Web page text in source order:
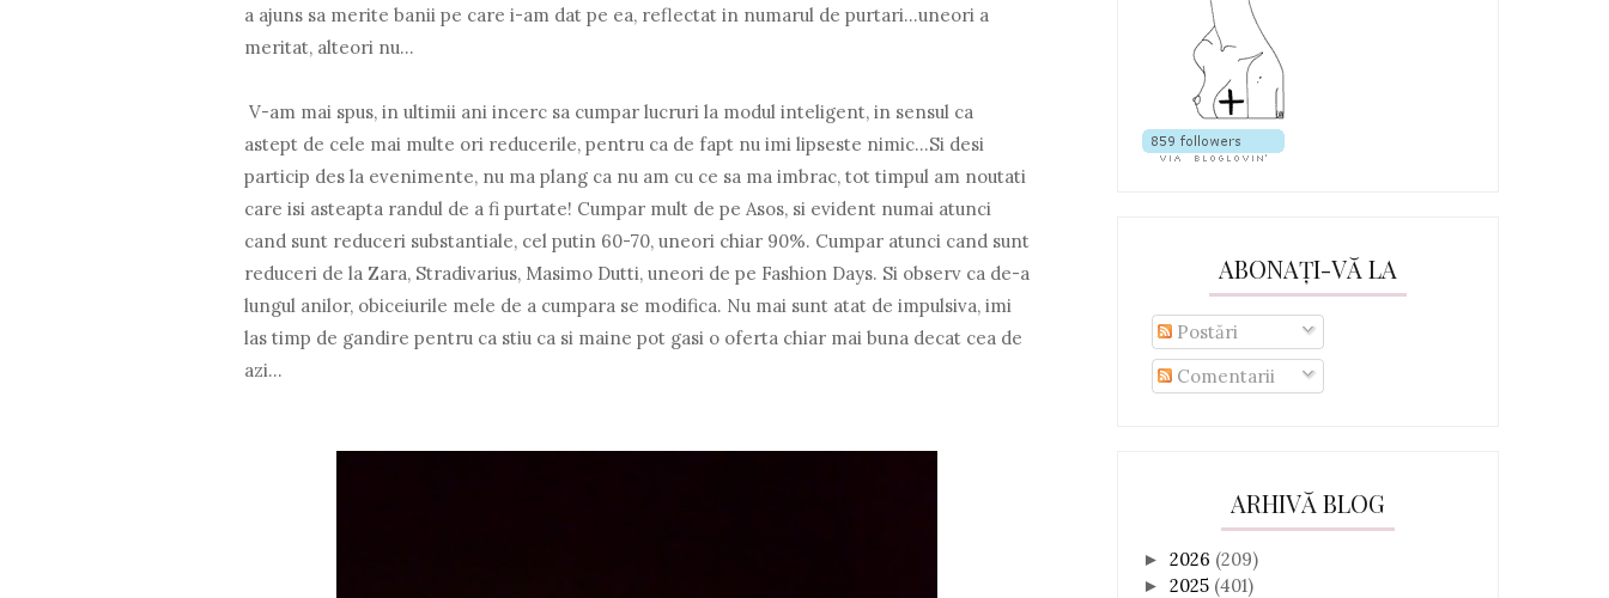
a ajuns sa merite banii pe care i-am dat pe ea, reflectat in numarul de purtari...uneori a
meritat, alteori nu...
V-am mai spus, in ultimii ani incerc sa cumpar lucruri la modul inteligent, in sensul ca
astept de cele mai multe ori reducerile, pentru ca de fapt nu imi lipseste nimic...Si desi
particip des la evenimente, nu ma plang ca nu am cu ce sa ma imbrac, tot timpul am noutati
care isi asteapta randul de a fi purtate! Cumpar mult de pe Asos, si evident numai atunci
cand sunt reduceri substantiale, cel putin 60-70, uneori chiar 90%. Cumpar atunci cand sunt
reduceri de la Zara, Stradivarius, Masimo Dutti, uneori de pe Fashion Days. Si observ ca de-a
lungul anilor, obiceiurile mele de a cumpara se modifica. Nu mai sunt atat de impulsiva, imi
las timp de gandire pentru ca stiu ca si maine pot gasi o oferta chiar mai buna decat cea de
azi...
ABONAȚI-VĂ LA
Postări
Comentarii
ARHIVĂ BLOG
► 2026 (209)
► 2025 (401)